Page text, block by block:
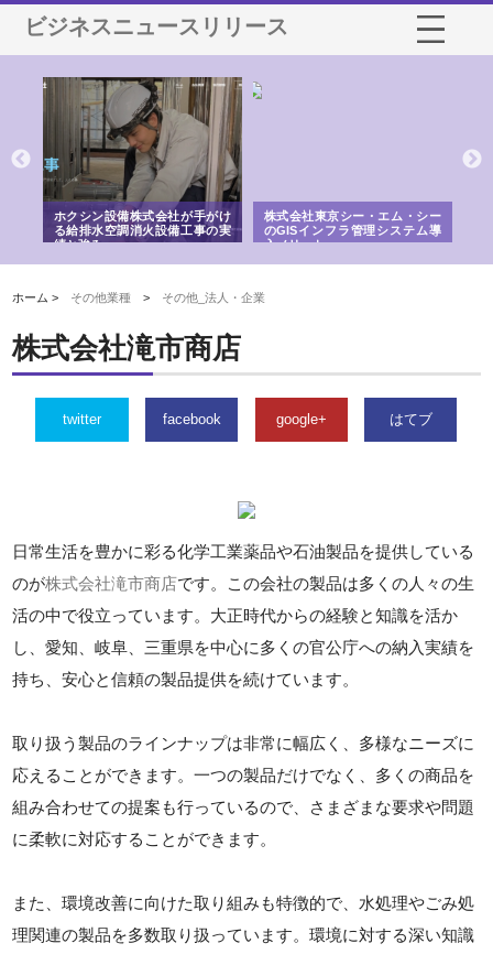
ビジネスニュースリリース
ホクシン設備株式会社が手がけ
る給排水空調消火設備工事の実
績と強み
株式会社東京シー・エム・シー
のGISインフラ管理システム導
入メリット
ホーム > その他業種 > その他_法人・企業
株式会社滝市商店
twitter facebook google+ はてブ
日常生活を豊かに彩る化学工業薬品や石油製品を提供している
のが株式会社滝市商店です。この会社の製品は多くの人々の生
活の中で役立っています。大正時代からの経験と知識を活か
し、愛知、岐阜、三重県を中心に多くの官公庁への納入実績を
持ち、安心と信頼の製品提供を続けています。
取り扱う製品のラインナップは非常に幅広く、多様なニーズに
応えることができます。一つの製品だけでなく、多くの商品を
組み合わせての提案も行っているので、さまざまな要求や問題
に柔軟に対応することができます。
また、環境改善に向けた取り組みも特徴的で、水処理やごみ処
理関連の製品を多数取り扱っています。環境に対する深い知識